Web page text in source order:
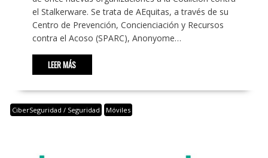
el Stalkerware. Se trata de AEquitas, a través de su
Centro de Prevención, Concienciación y Recursos
contra el Acoso (SPARC), Anonyome…
LEER MÁS
CiberSeguridad / Seguridad Móviles